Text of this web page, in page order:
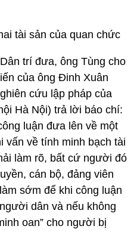
tài sản của quan chức
trí đưa, ông Tùng cho
của ông Đinh Xuân
cứu lập pháp của
Hà Nội) trả lời báo chí:
luận đưa lên về một
vấn về tính minh bạch tài
làm rõ, bất cứ người đó
cán bộ, đảng viên
sớm để khi công luận
dân và nếu không
oan” cho người bị